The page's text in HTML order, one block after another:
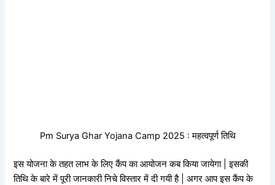
Pm Surya Ghar Yojana Camp 2025 : महत्वपूर्ण तिथि
इस योजना के तहत लाभ के लिए कैंप का आयोजन कब किया जायेगा | इसकी
तिथि के बारे में पूरी जानकारी निचे विस्तार में दी गयी है | अगर आप इस कैंप के